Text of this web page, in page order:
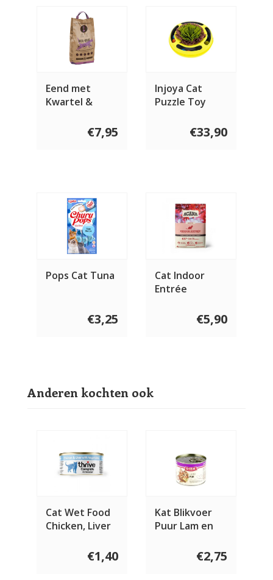
Eend met
Kwartel &
€7,95
Injoya Cat
Puzzle Toy
€33,90
Pops Cat Tuna
€3,25
Cat Indoor
Entrée
€5,90
Anderen kochten ook
Cat Wet Food
Chicken, Liver
€1,40
Kat Blikvoer
Puur Lam en
€2,75